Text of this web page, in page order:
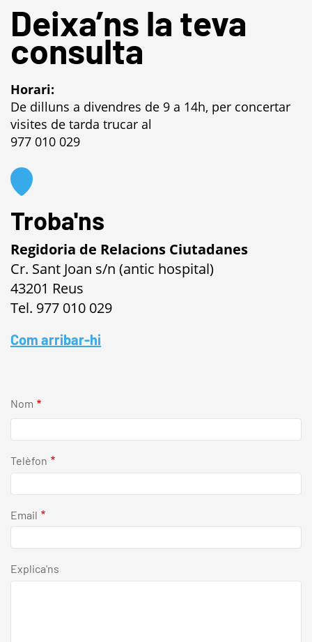
Deixa’ns la teva
consulta
Horari:
De dilluns a divendres de 9 a 14h, per concertar
visites de tarda trucar al
977 010 029
Troba'ns
Regidoria de Relacions Ciutadanes
Cr. Sant Joan s/n (antic hospital)
43201 Reus
Tel. 977 010 029
Com arribar-hi
Nom
Telèfon
Email
Explica'ns